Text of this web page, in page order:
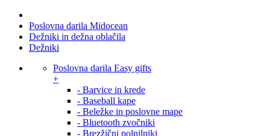
Poslovna darila Midocean
Dežniki in dežna oblačila
Dežniki
Poslovna darila Easy gifts
+
- Barvice in krede
- Baseball kape
- Beležke in poslovne mape
- Bluetooth zvočniki
- Brezžični polnilniki